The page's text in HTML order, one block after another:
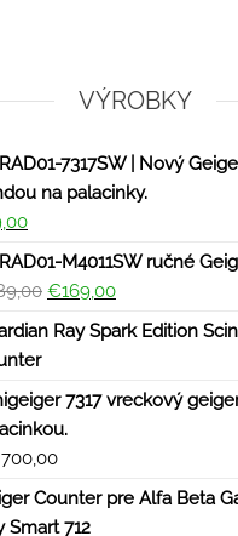
VÝROBKY
7317SW | Nový
na palacinky.
M4011SW ručné
€169,00
Ray Spark Edition
7317 vreckový
Counter pre Alfa Beta
Smart 712